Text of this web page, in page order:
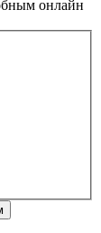
онлайн